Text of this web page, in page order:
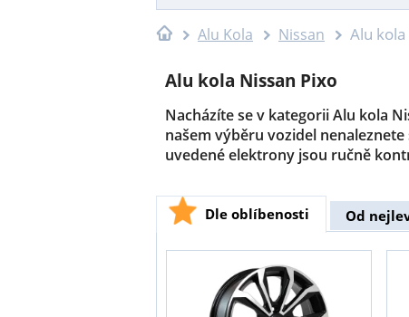
Alu Kola Nissan Alu
Alu kola Nissan Pixo
Nacházíte se v kategorii Alu kola
našem výběru vozidel
uvedené elektrony jsou ručně
Dle oblíbenosti Od